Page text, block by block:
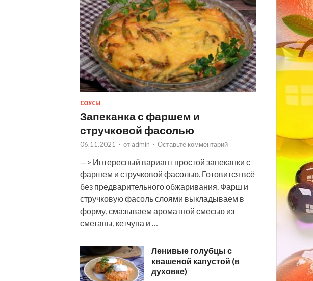
СОУСЫ
Запеканка с фаршем и
стручковой фасолью
06.11.2021 - от admin - Оставьте комментарий
—> Интересный вариант простой запеканки с
фаршем и стручковой фасолью. Готовится всё
без предварительного обжаривания. Фарш и
стручковую фасоль слоями выкладываем в
форму, смазываем ароматной смесью из
сметаны, кетчупа и …
Ленивые голубцы с
квашеной капустой (в
духовке)